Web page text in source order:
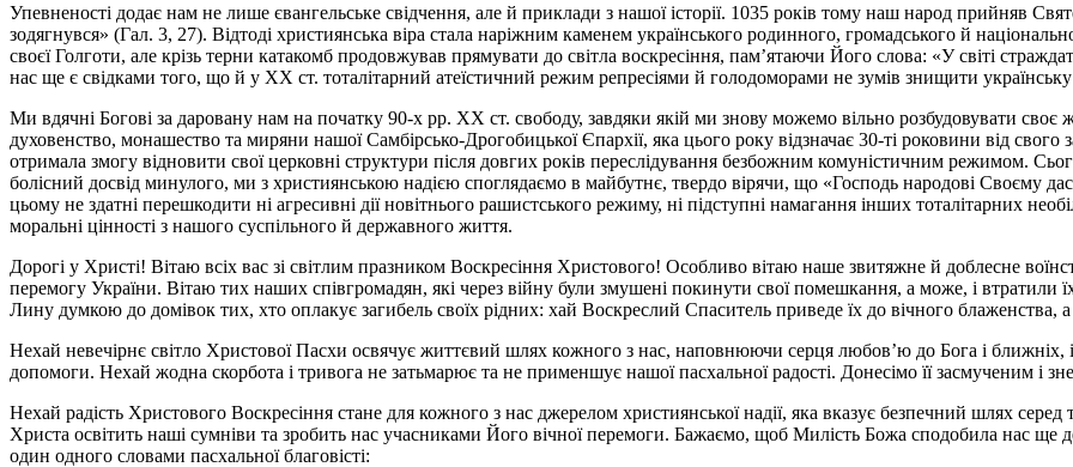
Упевненості додає нам не лише євангельське свідчення, але й приклади з нашої історії. 1035 років тому наш народ прийняв
зодягнувся» (Гал. 3, 27). Відтоді християнська віра стала наріжним каменем українського родинного, громадського й
своєї Голготи, але крізь терни катакомб продовжував прямувати до світла воскресіння, памʼятаючи Його слова: «У світі
нас ще є свідками того, що й у ХХ ст. тоталітарний атеїстичний режим репресіями й голодоморами не зумів знищити
Ми вдячні Богові за даровану нам на початку 90-х рр. ХХ ст. свободу, завдяки якій ми знову можемо вільно розбудовувати
духовенство, монашество та миряни нашої Самбірсько-Дрогобицької Єпархії, яка цього року відзначає 30-ті роковини від
отримала змогу відновити свої церковні структури після довгих років переслідування безбожним комуністичним режимом.
болісний досвід минулого, ми з християнською надією споглядаємо в майбутнє, твердо вірячи, що «Господь народові Своєму
цьому не здатні перешкодити ні агресивні дії новітнього рашистського режиму, ні підступні намагання інших тоталітарних
моральні цінності з нашого суспільного й державного життя.
Дорогі у Христі! Вітаю всіх вас зі світлим празником Воскресіння Христового! Особливо вітаю наше звитяжне й доблесне
перемогу України. Вітаю тих наших співгромадян, які через війну були змушені покинути свої помешкання, а може, і втратили
Лину думкою до домівок тих, хто оплакує загибель своїх рідних: хай Воскреслий Спаситель приведе їх до вічного
Нехай невечірнє світло Христової Пасхи освячує життєвий шлях кожного з нас, наповнюючи серця любовʼю до Бога і ближніх,
допомоги. Нехай жодна скорбота і тривога не затьмарює та не применшує нашої пасхальної радості. Донесімо її засмученим і
Нехай радість Христового Воскресіння стане для кожного з нас джерелом християнської надії, яка вказує безпечний шлях
Христа освітить наші сумніви та зробить нас учасниками Його вічної перемоги. Бажаємо, щоб Милість Божа сподобила нас ще
один одного словами пасхальної благовісті: